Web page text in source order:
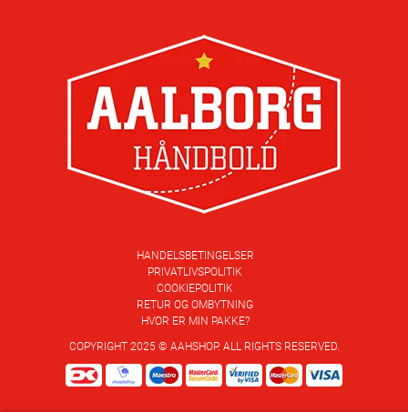
HANDELSBETINGELSER
PRIVATLIVSPOLITIK
COOKIEPOLITIK
RETUR OG OMBYTNING
HVOR ER MIN PAKKE?
COPYRIGHT 2025 © AAHSHOP. ALL RIGHTS RESERVED.